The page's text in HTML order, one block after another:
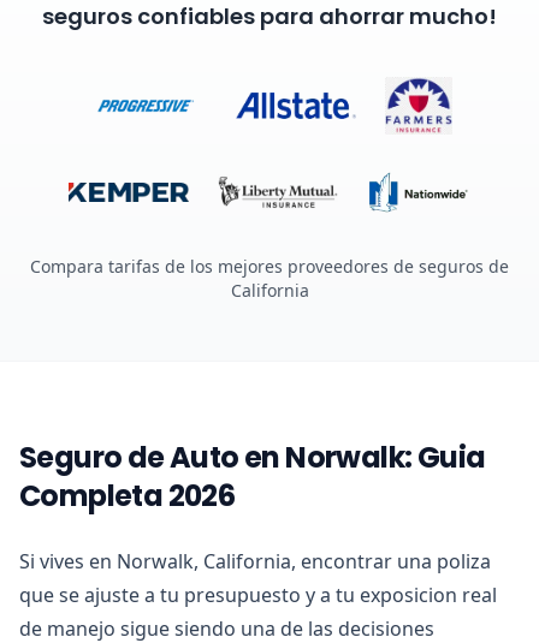
seguros confiables para ahorrar mucho!
Compara tarifas de los mejores proveedores de seguros de
California
Seguro de Auto en Norwalk: Guia
Completa 2026
Si vives en Norwalk, California, encontrar una poliza
que se ajuste a tu presupuesto y a tu exposicion real
de manejo sigue siendo una de las decisiones